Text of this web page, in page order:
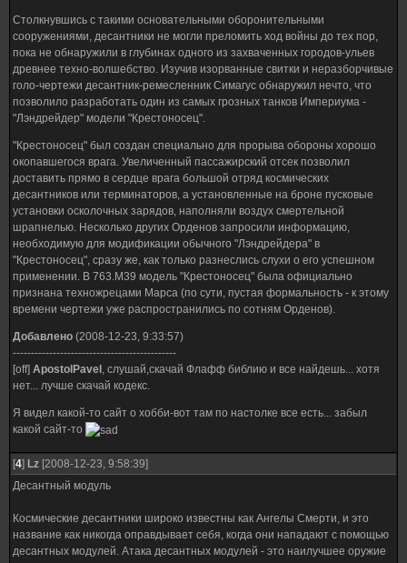
Столкнувшись с такими основательными оборонительными
сооружениями, десантники не могли преломить ход войны до тех пор,
пока не обнаружили в глубинах одного из захваченных городов-ульев
древнее техно-волшебство. Изучив изорванные свитки и неразборчивые
голо-чертежи десантник-ремесленник Симагус обнаружил нечто, что
позволило разработать один из самых грозных танков Империума -
"Лэндрейдер" модели "Крестоносец".
"Крестоносец" был создан специально для прорыва обороны хорошо
окопавшегося врага. Увеличенный пассажирский отсек позволил
доставить прямо в сердце врага большой отряд космических
десантников или терминаторов, а установленные на броне пусковые
установки осколочных зарядов, наполняли воздух смертельной
шрапнелью. Несколько других Орденов запросили информацию,
необходимую для модификации обычного "Лэндрейдера" в
"Крестоносец", сразу же, как только разнеслись слухи о его успешном
применении. В 763.М39 модель "Крестоносец" была официально
признана техножрецами Марса (по сути, пустая формальность - к этому
времени чертежи уже распространились по сотням Орденов).
Добавлено (2008-12-23, 9:33:57)
---------------------------------------------
[off] ApostolPavel , слушай,скачай Флафф библию и все найдешь... хотя
нет... лучше скачай кодекс.
Я видел какой-то сайт о хобби-вот там по настолке все есть... забыл
какой сайт-то
[4] Lz [2008-12-23, 9:58:39]
Десантный модуль
Космические десантники широко известны как Ангелы Смерти, и это
название как никогда оправдывает себя, когда они нападают с помощью
десантных модулей. Атака десантных модулей - это наилучшее оружие